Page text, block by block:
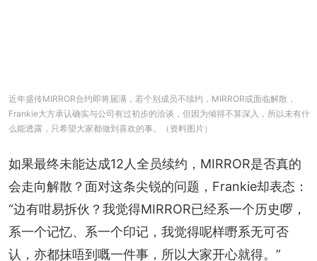
近年盛传MIRROR合约即将届满，若个别成员不续约，MIRROR或面临解散，
Frankie大方承认确实与公司有过初步的洽谈，但因为倾得不算深入，所以未有什
么能透露，只希望大家都做到喜欢的事。（资料图片）
如果最终未能达成12人全员续约，MIRROR是否真的
会走向解散？面对这条尖锐的问题，Frankie却表态：
“边有咁易拆伙？我觉得MIRROR已经系一个历史啰，
系一个记忆、系一个印记，我觉得呢样嘢系无可否
认，亦都抹唔到嘅一件事，所以大家开心就得。”